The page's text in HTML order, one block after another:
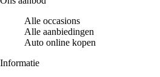
Alle occasions
Alle aanbiedingen
Auto online kopen
Informatie